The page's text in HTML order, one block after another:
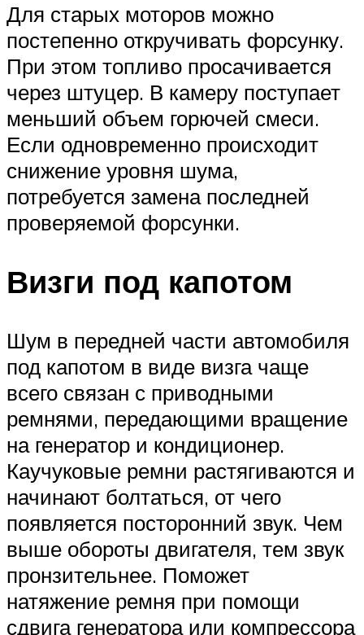
Для старых моторов можно
постепенно откручивать форсунку.
При этом топливо просачивается
через штуцер. В камеру поступает
меньший объем горючей смеси.
Если одновременно происходит
снижение уровня шума,
потребуется замена последней
проверяемой форсунки.
Визги под капотом
Шум в передней части автомобиля
под капотом в виде визга чаще
всего связан с приводными
ремнями, передающими вращение
на генератор и кондиционер.
Каучуковые ремни растягиваются и
начинают болтаться, от чего
появляется посторонний звук. Чем
выше обороты двигателя, тем звук
пронзительнее. Поможет
натяжение ремня при помощи
сдвига генератора или компрессора